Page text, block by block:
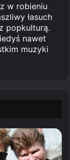
w robieniu
łasuch
popkulturą.
nawet
muzyki